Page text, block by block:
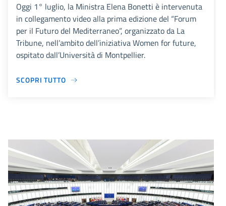
Oggi 1° luglio, la Ministra Elena Bonetti è intervenuta
in collegamento video alla prima edizione del “Forum
per il Futuro del Mediterraneo”, organizzato da La
Tribune, nell’ambito dell’iniziativa Women for future,
ospitato dall’Università di Montpellier.
SCOPRI TUTTO